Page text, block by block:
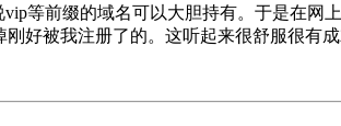
等前缀的域名可以大胆持有。于是在网
刚好被我注册了的。这听起来很舒服很有